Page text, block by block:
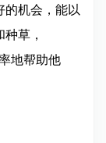
的机会，能以
草，
地帮助他